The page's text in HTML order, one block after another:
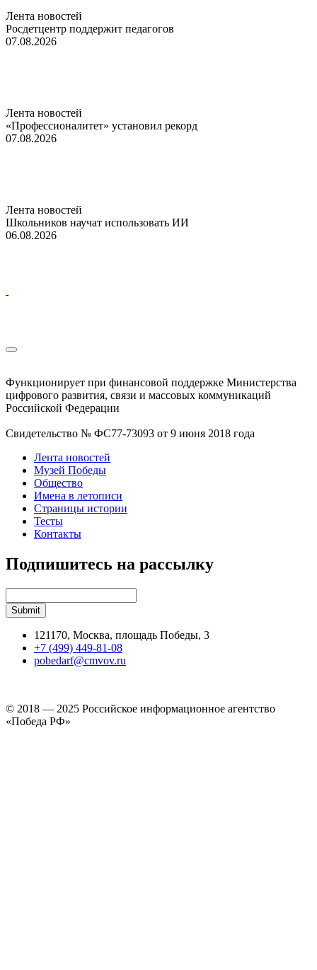
Лента новостей
Росдетцентр поддержит педагогов
07.08.2026
Лента новостей
«Профессионалитет» установил рекорд
07.08.2026
Лента новостей
Школьников научат использовать ИИ
06.08.2026
Функционирует при финансовой поддержке Министерства
цифрового развития, связи и массовых коммуникаций
Российской Федерации
Свидетельство № ФС77-73093 от 9 июня 2018 года
Лента новостей
Музей Победы
Общество
Имена в летописи
Страницы истории
Тесты
Контакты
Подпишитесь на рассылку
121170, Москва, площадь Победы, 3
+7 (499) 449-81-08
pobedarf@cmvov.ru
© 2018 — 2025 Российское информационное агентство
«Победа РФ»